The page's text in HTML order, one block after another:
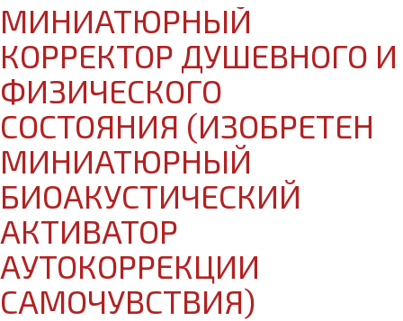
МИНИАТЮРНЫЙ
КОРРЕКТОР ДУШЕВНОГО И
ФИЗИЧЕСКОГО
СОСТОЯНИЯ (ИЗОБРЕТЕН
МИНИАТЮРНЫЙ
БИОАКУСТИЧЕСКИЙ
АКТИВАТОР
АУТОКОРРЕКЦИИ
САМОЧУВСТВИЯ)